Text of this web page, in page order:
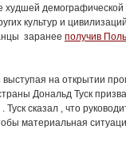
демографической
культур и
заранее получив
выступая на открытии
Дональд Туск
сказал , что
материальная